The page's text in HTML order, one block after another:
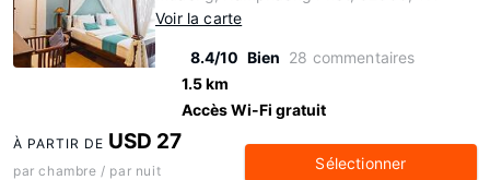
Voir la carte
8.4/10 Bien 28 commentaires
1.5 km
Accès Wi-Fi gratuit
À PARTIR DE USD 27
par chambre / par nuit Sélectionner